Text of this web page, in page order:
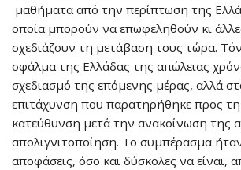
μαθήματα από την περίπτωση της
οποία μπορούν να επωφεληθούν κι
σχεδιάζουν τη μετάβαση τους τώρα.
σφάλμα της Ελλάδας της απώλειας
σχεδιασμό της επόμενης μέρας, αλλά
επιτάχυνση που παρατηρήθηκε προς
κατεύθυνση μετά την ανακοίνωση της
απολιγνιτοποίηση. Το συμπέρασμα
αποφάσεις, όσο και δύσκολες να είναι,